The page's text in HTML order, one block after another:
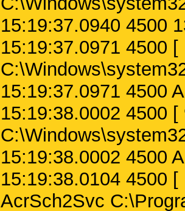
15:19:37.0940 4500
15:19:37.0971 4500
15:19:37.0971 4500
15:19:38.0002 4500
15:19:38.0002 4500
15:19:38.0104 4500
AcrSch2Svc